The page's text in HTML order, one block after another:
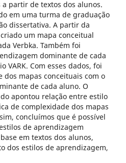
partir de textos dos alunos.
em uma turma de graduação
dissertativa. A partir da
um mapa conceitual
Verbka. Também foi
dominante de cada
VARK. Com esses dados, foi
dos mapas conceituais com o
de cada aluno. O
apontou relação entre estilo
de complexidade dos mapas
concluímos que é possível
de aprendizagem
em textos dos alunos,
dos estilos de aprendizagem,